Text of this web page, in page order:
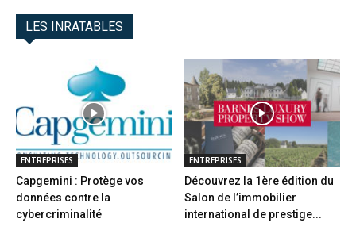
LES INRATABLES
ENTREPRISES
Capgemini : Protège vos
données contre la
cybercriminalité
ENTREPRISES
Découvrez la 1ère édition du
Salon de l’immobilier
international de prestige...